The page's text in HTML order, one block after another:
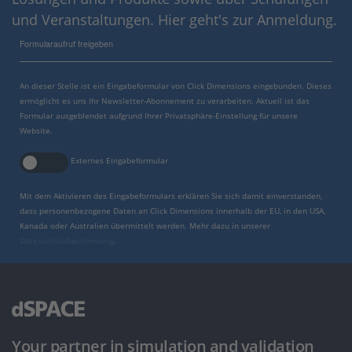
und Veranstaltungen. Hier geht's zur Anmeldung.
Formularaufruf freigeben
An dieser Stelle ist ein Eingabeformular von Click Dimensions eingebunden. Dieses
ermöglicht es uns Ihr Newsletter-Abonnement zu verarbeiten. Aktuell ist das
Formular ausgeblendet aufgrund Ihrer Privatsphäre-Einstellung für unsere
Website.
Externes Eingabeformular
Mit dem Aktivieren des Eingabeformulars erklären Sie sich damit einverstanden,
dass personenbezogene Daten an Click Dimensions innerhalb der EU, in den USA,
Kanada oder Australien übermittelt werden. Mehr dazu in unserer
.
Your partner in simulation and validation